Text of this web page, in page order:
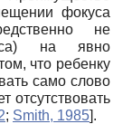
фокуса
не
на явно
что ребенку
само слово
отсутствовать
; Smith, 1985].